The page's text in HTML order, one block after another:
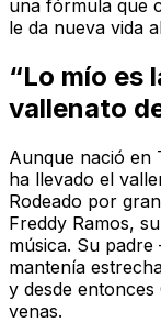
una fórmula que
le da nueva vida
“Lo mío es
vallenato
Aunque nació en
ha llevado el
Rodeado por
Freddy Ramos,
música. Su
mantenía
y desde
venas.